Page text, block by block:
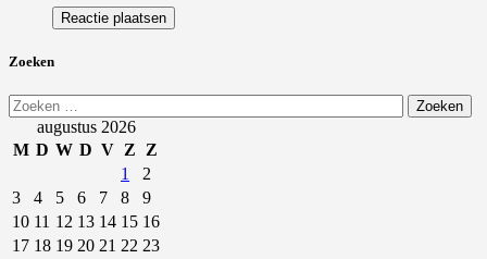
Zoeken
Zoeken
naar:augustus 2026
M D W D V Z
Z
1
2
3
4 5 6 7 8
9
10 11 12 13 14 15 16
17 18 19 20 21 22 23